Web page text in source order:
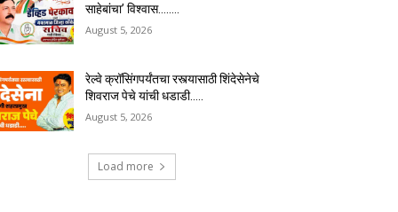
साहेबांचा’ विश्वास……..
August 5, 2026
रेल्वे क्रॉसिंगपर्यंतचा रस्त्यासाठी शिंदेसेनेचे
शिवराज पेचे यांची धडाडी…..
August 5, 2026
Load more